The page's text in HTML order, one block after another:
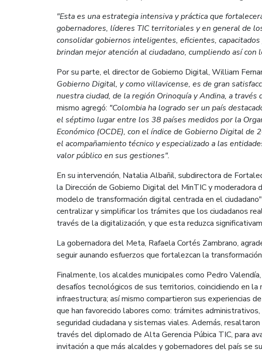
"Esta es una estrategia intensiva y práctica que
gobernadores, líderes TIC territoriales y en general de
consolidar gobiernos inteligentes, eficientes,
brindan mejor atención al ciudadano, cumpliendo así con
Por su parte, el director de Gobierno Digital, William
Gobierno Digital, y como villavicense, es de gran
nuestra ciudad, de la región Orinoquía y Andina, a
mismo agregó: "Colombia ha logrado ser un país
el séptimo lugar entre los 38 países medidos por la
Económico (OCDE), con el índice de Gobierno Digital de
el acompañamiento técnico y especializado a las
valor público en sus gestiones".
En su intervención, Natalia Albañil, subdirectora de
la Dirección de Gobierno Digital del MinTIC y moderadora
modelo de transformación digital centrada en el
centralizar y simplificar los trámites que los ciudadanos
través de la digitalización, y que esta reduzca
La gobernadora del Meta, Rafaela Cortés Zambrano,
seguir aunando esfuerzos que fortalezcan la
Finalmente, los alcaldes municipales como Pedro
desafíos tecnológicos de sus territorios, coincidiendo en la
infraestructura; así mismo compartieron sus experiencias
que han favorecido labores como: trámites
seguridad ciudadana y sistemas viales. Además,
través del diplomado de Alta Gerencia Púbica TIC, para
invitación a que más alcaldes y gobernadores del país se